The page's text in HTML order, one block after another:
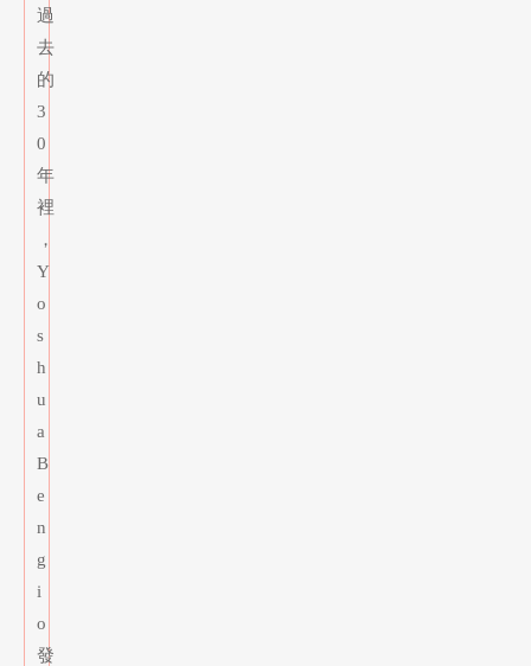
過
去
的
3
0
年
裡
，
Y
o
s
h
u
a
B
e
n
g
i
o
發